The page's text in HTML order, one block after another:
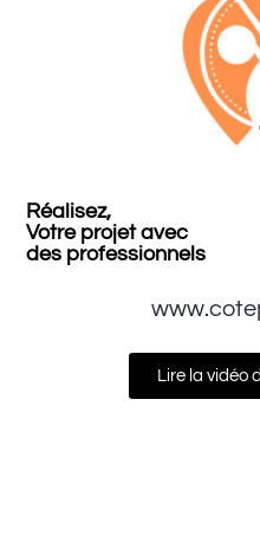
Réalisez,
Votre projet avec
des professionnels
Lire la vidéo